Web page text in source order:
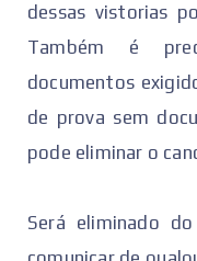
dessas vistorias
Também é
documentos
de prova sem
pode eliminar o
Será eliminado